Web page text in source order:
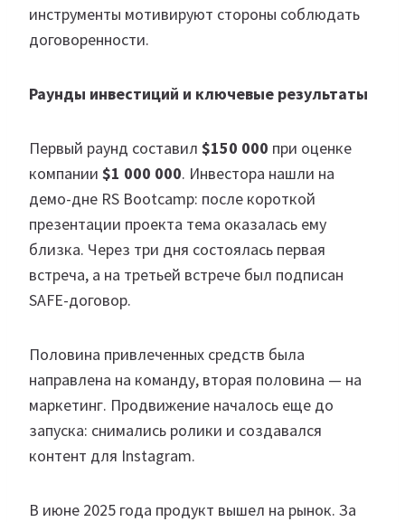
инструменты мотивируют стороны соблюдать
договоренности.
Раунды инвестиций и ключевые результаты
Первый раунд составил $150 000 при оценке
компании $1 000 000. Инвестора нашли на
демо-дне RS Bootcamp: после короткой
презентации проекта тема оказалась ему
близка. Через три дня состоялась первая
встреча, а на третьей встрече был подписан
SAFE-договор.
Половина привлеченных средств была
направлена на команду, вторая половина — на
маркетинг. Продвижение началось еще до
запуска: снимались ролики и создавался
контент для Instagram.
В июне 2025 года продукт вышел на рынок. За